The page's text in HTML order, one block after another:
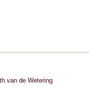
van de Wetering